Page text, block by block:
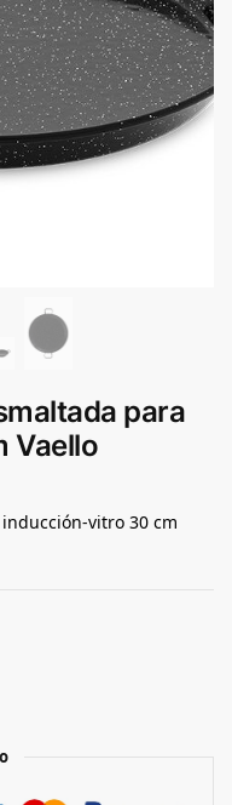
para
Vaello
vitro 30 cm